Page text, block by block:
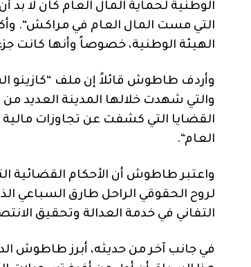
الوطنية لحماية المال العام كان لا
التي مست المال العام في مراكش“.
الهيئة الوطنية، خصوصاً وأنها كانت
وأردف طاطوش قائلاً إن ملف “كازينو
والتي شهدت خلالها المدينة العديد
القضايا التي كشفت عن تجاوزات
العام“.
واعتبر طاطوش أن الأحكام
لروح الحقوقي الراحل طارق السباعي
التفاني في خدمة العدالة وتحقيق
في جانب آخر من حديثه، أبرز طاطوش